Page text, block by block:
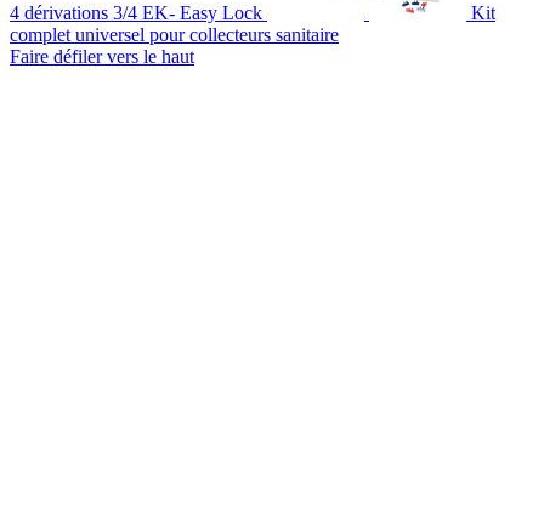
4 dérivations 3/4 EK- Easy Lock
Kit
complet universel pour collecteurs sanitaire
Faire défiler vers le haut